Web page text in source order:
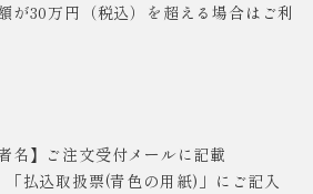
が30万円（税込）を超える場合はご利
名】ご注文受付メールに記載
「払込取扱票(青色の用紙)」にご記入